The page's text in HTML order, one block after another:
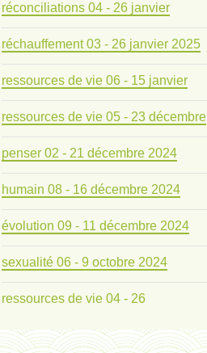
réconciliations 04 - 26 janvier
réchauffement 03 - 26 janvier 2025
ressources de vie 06 - 15 janvier
ressources de vie 05 - 23 décembre
penser 02 - 21 décembre 2024
humain 08 - 16 décembre 2024
évolution 09 - 11 décembre 2024
sexualité 06 - 9 octobre 2024
ressources de vie 04 - 26
mode de production industriel 01 -